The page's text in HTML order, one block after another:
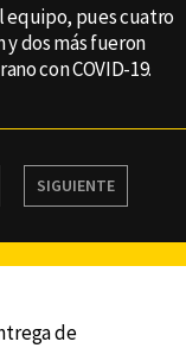
equipo, pues cuatro
dos más fueron
con COVID-19.
SIGUIENTE
de